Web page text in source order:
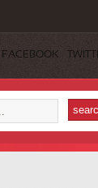
FACEBOOK